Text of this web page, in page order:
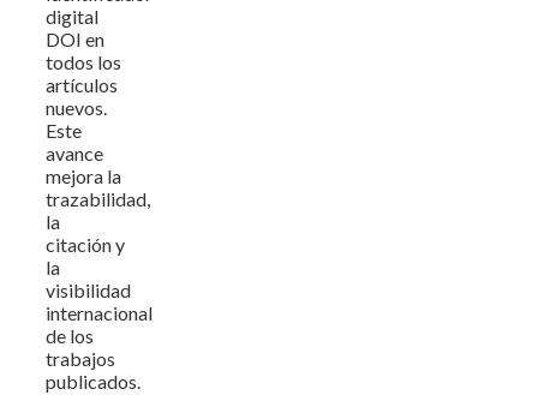
digital
DOI en
todos los
artículos
nuevos.
Este
avance
mejora la
trazabilidad,
la
citación y
la
visibilidad
internacional
de los
trabajos
publicados.